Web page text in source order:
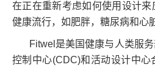
在正在重新考虑如何使用设计
健康流行，如肥胖，糖尿病和心
Fitwel是美国健康与人类服务
控制中心(CDC)和活动设计中心